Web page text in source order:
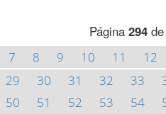
Página 294de
7 8 9 10 11 12
29 30 31 32 33
50 51 52 53 54